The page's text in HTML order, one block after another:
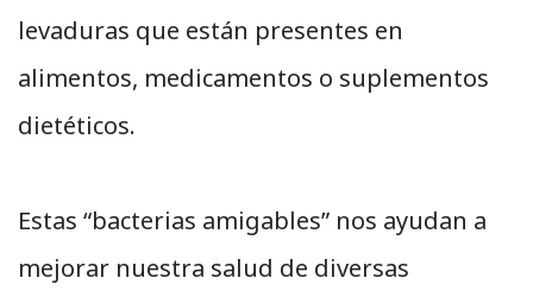
levaduras que están presentes en
alimentos, medicamentos o suplementos
dietéticos.
Estas “bacterias amigables” nos ayudan a
mejorar nuestra salud de diversas